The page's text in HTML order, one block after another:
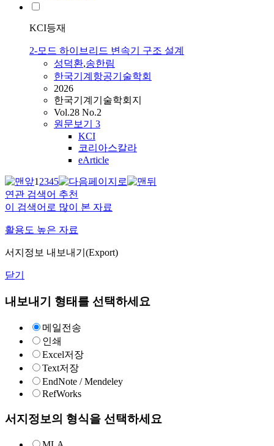
KCI등재
2-모드 하이브리드 변속기 구조 설계
성덕환,송한림
한국기계항공기술학회
2026
한국기계기술학회지
Vol.28 No.2
원문보기 3
KCI
코리아스칼라
eArticle
12345
연관 검색어 추천
이 검색어로 많이 본 자료
활용도 높은 자료
서지정보 내보내기(Export)
닫기
내보내기 형태를 선택하세요
메일전송
인쇄
Excel저장
Text저장
EndNote / Mendeley
RefWorks
서지정보의 형식을 선택하세요